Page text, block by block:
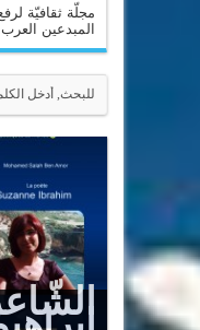
مجلّة ثقافيّة
المبدعين
renversé